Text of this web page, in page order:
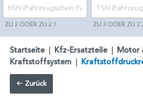
ZU 2 ODER ZU 2.1 ZU 3 ODER ZU
Startseite | Kfz-Ersatzteile | Motor
Kraftstoffsystem |
Zurück